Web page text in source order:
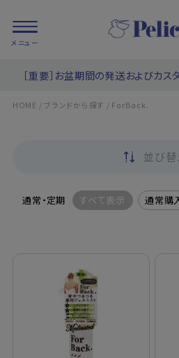
PRODUCTS/ 商品を探す
定期購入
［重要］お盆期間の発送およびカス
HOME / ブランドから探す / ForBack.
並び替
通常・定期 すべて表示 通常購